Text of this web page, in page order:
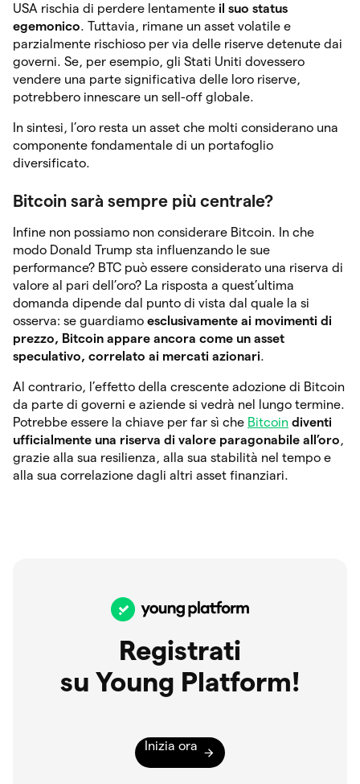
USA rischia di perdere lentamente il suo status
egemonico. Tuttavia, rimane un asset volatile e
parzialmente rischioso per via delle riserve detenute dai
governi. Se, per esempio, gli Stati Uniti dovessero
vendere una parte significativa delle loro riserve,
potrebbero innescare un sell-off globale.
In sintesi, l’oro resta un asset che molti considerano una
componente fondamentale di un portafoglio
diversificato.
Bitcoin sarà sempre più centrale?
Infine non possiamo non considerare Bitcoin. In che
modo Donald Trump sta influenzando le sue
performance? BTC può essere considerato una riserva di
valore al pari dell’oro? La risposta a quest’ultima
domanda dipende dal punto di vista dal quale la si
osserva: se guardiamo esclusivamente ai movimenti di
prezzo, Bitcoin appare ancora come un asset
speculativo, correlato ai mercati azionari.
Al contrario, l’effetto della crescente adozione di Bitcoin
da parte di governi e aziende si vedrà nel lungo termine.
Potrebbe essere la chiave per far sì che Bitcoin diventi
ufficialmente una riserva di valore paragonabile all’oro,
grazie alla sua resilienza, alla sua stabilità nel tempo e
alla sua correlazione dagli altri asset finanziari.
Registrati
su Young Platform!
Inizia ora